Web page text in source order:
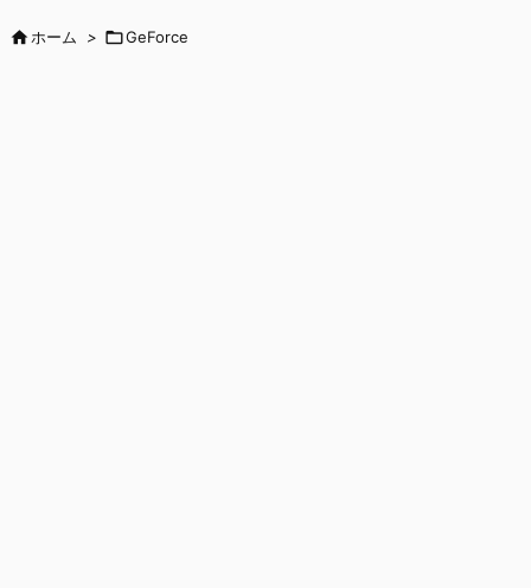
ホーム > GeForce